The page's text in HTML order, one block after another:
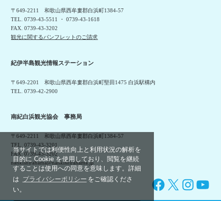
当サイトでは利便性向上と利用状況の解析を
目的に Cookie を使用しており、閲覧を継続
することは使用への同意を意味します。詳細
は プライバシーポリシー をご確認くださ
い。
〒649-2211 和歌山県西牟婁郡白浜町1384-57
TEL. 0739-43-5511 ・ 0739-43-1618
FAX. 0739-43-3202
観光に関するパンフレットのご請求
紀伊半島観光情報ステーション
〒649-2201 和歌山県西牟婁郡白浜町堅田1475 白浜駅構内
TEL. 0739-42-2900
南紀白浜観光協会 事務局
〒649-2211 和歌山県西牟婁郡白浜町1384-57
TEL. 0739-43-3201
FAX. 0739-43-3202
nankishirahama@nankishirahama.jp
Facebook X Instagram YouTube